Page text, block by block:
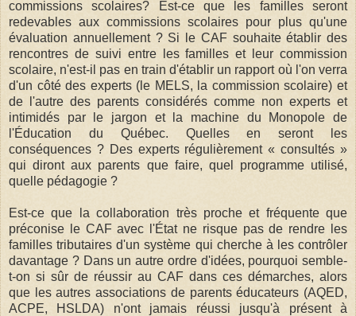
commissions scolaires? Est-ce que les familles seront
redevables aux commissions scolaires pour plus qu'une
évaluation annuellement ? Si le CAF souhaite établir des
rencontres de suivi entre les familles et leur commission
scolaire, n'est-il pas en train d'établir un rapport où l'on verra
d'un côté des experts (le MELS, la commission scolaire) et
de l'autre des parents considérés comme non experts et
intimidés par le jargon et la machine du Monopole de
l'Éducation du Québec. Quelles en seront les
conséquences ? Des experts régulièrement « consultés »
qui diront aux parents que faire, quel programme utilisé,
quelle pédagogie ?
Est-ce que la collaboration très proche et fréquente que
préconise le CAF avec l'État ne risque pas de rendre les
familles tributaires d'un système qui cherche à les contrôler
davantage ? Dans un autre ordre d'idées, pourquoi semble-
t-on si sûr de réussir au CAF dans ces démarches, alors
que les autres associations de parents éducateurs (AQED,
ACPE, HSLDA) n'ont jamais réussi jusqu'à présent à